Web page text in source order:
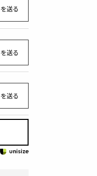
送る
送る
送る